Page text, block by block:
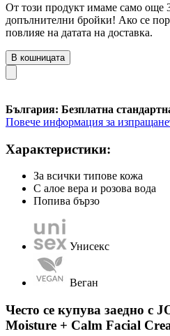
От този продукт имаме само още
допълнителни бройки! Ако се
повлияе на датата на доставка.
В кошницата
България: Безплатна
Повече информация за
Характеристики:
За всички типове кожа
С алое вера и розова вода
Попива бързо
Унисекс
Веган
Често се купува заедно с
Moisture + Calm Facial